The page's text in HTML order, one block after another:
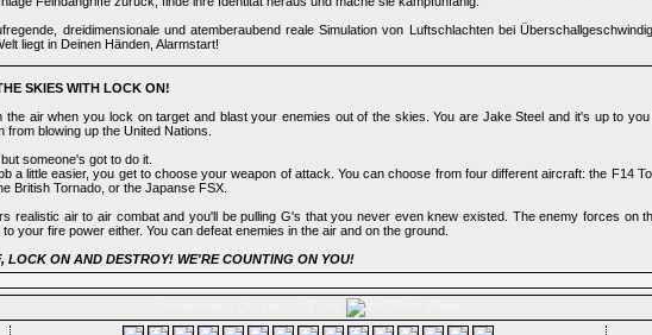
dreidimensionale und atemberaubend reale Simulation von Luftschlachten bei
liegt in Deinen Händen, Alarmstart!
SKIES WITH LOCK ON!
the air when you lock on target and blast your enemies out of the skies. You are Jake Steel and it's up to
from blowing up the United Nations.
someone's got to do it.
a little easier, you get to choose your weapon of attack. You can choose from four different aircraft: the F14
British Tornado, or the Japanse FSX.
realistic air to air combat and you'll be pulling G's that you never even knew existed. The enemy forces on
your fire power either. You can defeat enemies in the air and on the ground.
LOCK ON AND DESTROY! WE'RE COUNTING ON YOU!